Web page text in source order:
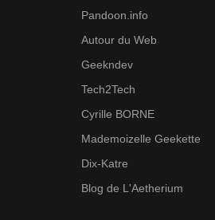
Pandoon.info
Autour du Web
Geekndev
Tech2Tech
Cyrille BORNE
Mademoizelle Geekette
Dix-Katre
Blog de L'Aetherium